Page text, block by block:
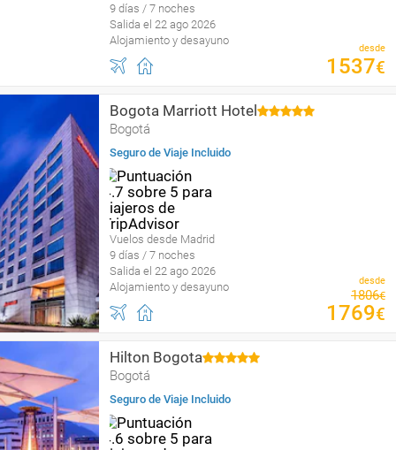
9 días / 7 noches
Salida el 22 ago 2026
Alojamiento y desayuno
desde
1537€
Bogota Marriott Hotel
Bogotá
Seguro de Viaje Incluido
Vuelos desde Madrid
9 días / 7 noches
Salida el 22 ago 2026
Alojamiento y desayuno
desde
1806€
1769€
Hilton Bogota
Bogotá
Seguro de Viaje Incluido